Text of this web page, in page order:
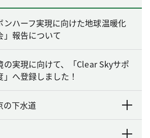
ンハーフ実現に向けた地球温暖化
」報告について
の実現に向けて、「Clear Skyサポ
へ登録しました！
の下水道